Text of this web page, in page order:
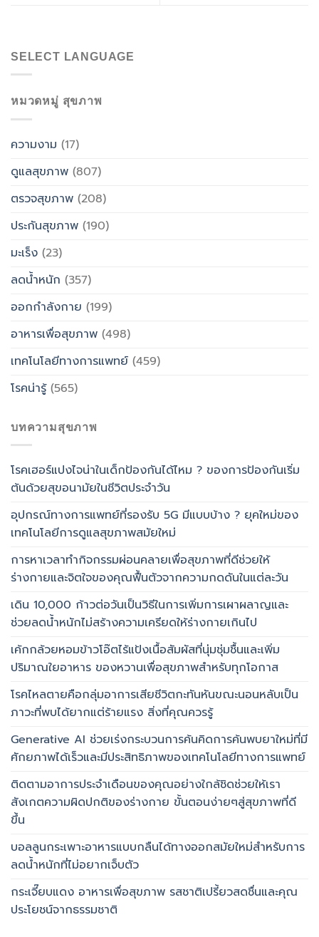
SELECT LANGUAGE
หมวดหมู่ สุขภาพ
ความงาม (17)
ดูแลสุขภาพ (807)
ตรวจสุขภาพ (208)
ประกันสุขภาพ (190)
มะเร็ง (23)
ลดน้ำหนัก (357)
ออกกำลังกาย (199)
อาหารเพื่อสุขภาพ (498)
เทคโนโลยีทางการแพทย์ (459)
โรคน่ารู้(565)
บทความสุขภาพ
โรคเฮอร์แปงไจน่าในเด็กป้องกันได้ไหม ? ของการป้องกันเริ่ม
ต้นด้วยสุขอนามัยในชีวิตประจำวัน
อุปกรณ์ทางการแพทย์ที่รองรับ 5G มีแบบบ้าง ? ยุคใหม่ของ
เทคโนโลยีการดูแลสุขภาพสมัยใหม่
การหาเวลาทำกิจกรรมผ่อนคลายเพื่อสุขภาพที่ดีช่วยให้
ร่างกายและจิตใจของคุณฟื้นตัวจากความกดดันในแต่ละวัน
เดิน 10,000 ก้าวต่อวันเป็นวิธีในการเพิ่มการเผาผลาญและ
ช่วยลดน้ำหนักไม่สร้างความเครียดให้ร่างกายเกินไป
เค้กกล้วยหอมข้าวโอ๊ตไร้แป้งเนื้อสัมผัสที่นุ่มชุ่มชื้นและเพิ่ม
ปริมาณใยอาหาร ของหวานเพื่อสุขภาพสำหรับทุกโอกาส
โรคไหลตายคือกลุ่มอาการเสียชีวิตกะทันหันขณะนอนหลับเป็น
ภาวะที่พบได้ยากแต่ร้ายแรง สิ่งที่คุณควรรู้
Generative AI ช่วยเร่งกระบวนการค้นคิดการค้นพบยาใหม่ที่มี
ศักยภาพได้เร็วและมีประสิทธิภาพของเทคโนโลยีทางการแพทย์
ติดตามอาการประจำเดือนของคุณอย่างใกล้ชิดช่วยให้เรา
สังเกตความผิดปกติของร่างกาย ขั้นตอนง่ายๆสู่สุขภาพที่ดี
ขึ้น
บอลลูนกระเพาะอาหารแบบกลืนได้ทางออกสมัยใหม่สำหรับการ
ลดน้ำหนักที่ไม่อยากเจ็บตัว
กระเจี๊ยบแดง อาหารเพื่อสุขภาพ รสชาติเปรี้ยวสดชื่นและคุณ
ประโยชน์จากธรรมชาติ